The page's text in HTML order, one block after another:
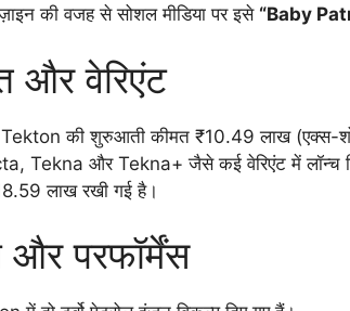
की वजह से सोशल मीडिया पर इसे “Baby
और वेरिएंट
की शुरुआती कीमत ₹10.49 लाख
Tekna और Tekna+ जैसे कई वेरिएंट में लॉन्च
लाख रखी गई है।
परफॉर्मेंस